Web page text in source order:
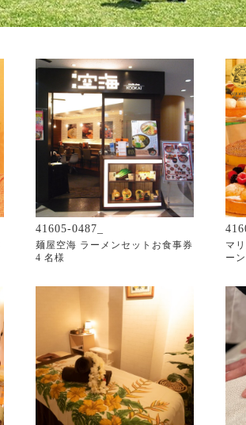
41605-0487_
麺屋空海 ラーメンセットお食事券
4 名様
マ
ー